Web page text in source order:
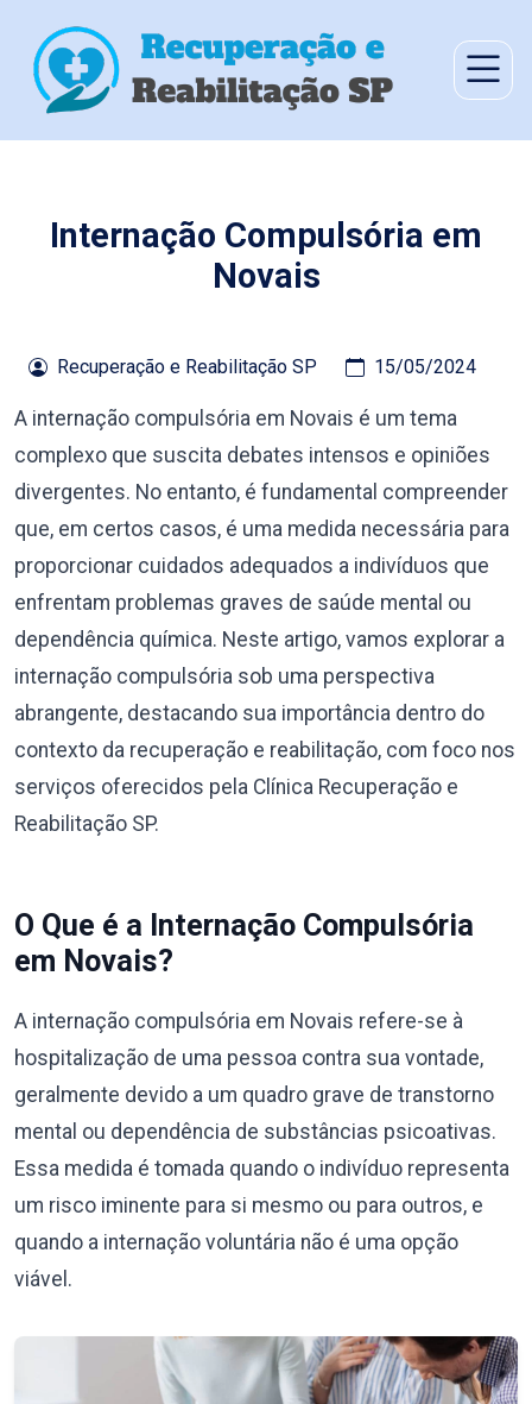
Internação Compulsória em
Novais
Recuperação e Reabilitação SP 15/05/2024
A internação compulsória em Novais é um tema
complexo que suscita debates intensos e opiniões
divergentes. No entanto, é fundamental compreender
que, em certos casos, é uma medida necessária para
proporcionar cuidados adequados a indivíduos que
enfrentam problemas graves de saúde mental ou
dependência química. Neste artigo, vamos explorar a
internação compulsória sob uma perspectiva
abrangente, destacando sua importância dentro do
contexto da recuperação e reabilitação, com foco nos
serviços oferecidos pela Clínica Recuperação e
Reabilitação SP.
O Que é a Internação Compulsória
em Novais?
A internação compulsória em Novais refere-se à
hospitalização de uma pessoa contra sua vontade,
geralmente devido a um quadro grave de transtorno
mental ou dependência de substâncias psicoativas.
Essa medida é tomada quando o indivíduo representa
um risco iminente para si mesmo ou para outros, e
quando a internação voluntária não é uma opção
viável.